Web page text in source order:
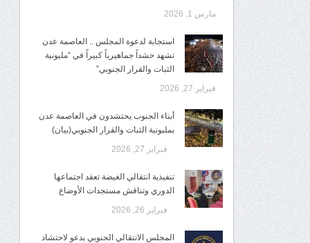
مارس 1, 2026
استجابة لدعوة المجلس .. العاصمة عدن
تشهد حشداً جماهيرياً كبيراً في “مليونية
الثبات والقرار الجنوبي”
فبراير 27, 2026
أبناء الجنوب يحتشدون في العاصمة عدن
بمليونية الثبات والقرار الجنوبي(بيان)
فبراير 27, 2026
تنفيذية انتقالي الغيضة تعقد اجتماعها
الدوري وتناقش مستجدات الأوضاع
فبراير 26, 2026
المجلس الانتقالي الجنوبي يدعو لاحتشاد